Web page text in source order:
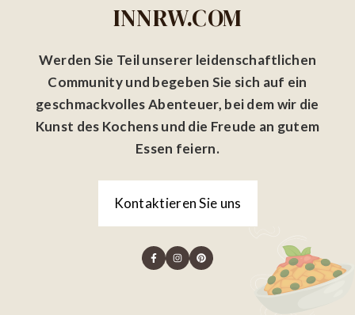
INNRW.COM
Werden Sie Teil unserer leidenschaftlichen
Community und begeben Sie sich auf ein
geschmackvolles Abenteuer, bei dem wir die
Kunst des Kochens und die Freude an gutem
Essen feiern.
Kontaktieren Sie uns